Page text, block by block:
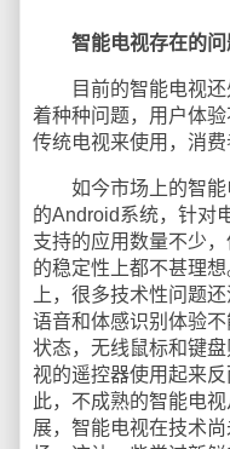
智能电视存在的问
目前的智能电视还
着种种问题，用户体
传统电视来使用，消费
如今市场上的智能
的Android系统，针对
支持的应用数量不少
的稳定性上都不甚理
上，很多技术性问题
语音和体感识别体验
状态，无线鼠标和键
视的遥控器使用起来
此，不成熟的智能电
展，智能电视在技术